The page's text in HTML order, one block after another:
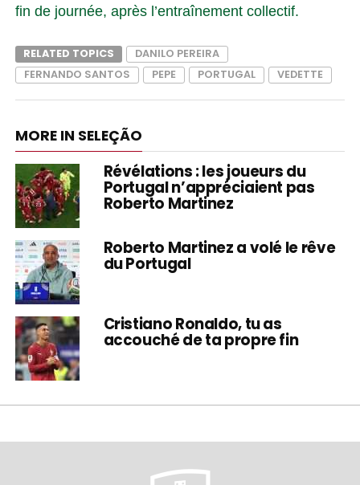
fin de journée, après l’entraînement collectif.
RELATED TOPICS
DANILO PEREIRA
FERNANDO SANTOS
PEPE PORTUGAL VEDETTE
MORE IN SELEÇÃO
Révélations : les joueurs du
Portugal n’appréciaient pas
Roberto Martinez
Roberto Martinez a volé le rêve
du Portugal
Cristiano Ronaldo, tu as
accouché de ta propre fin